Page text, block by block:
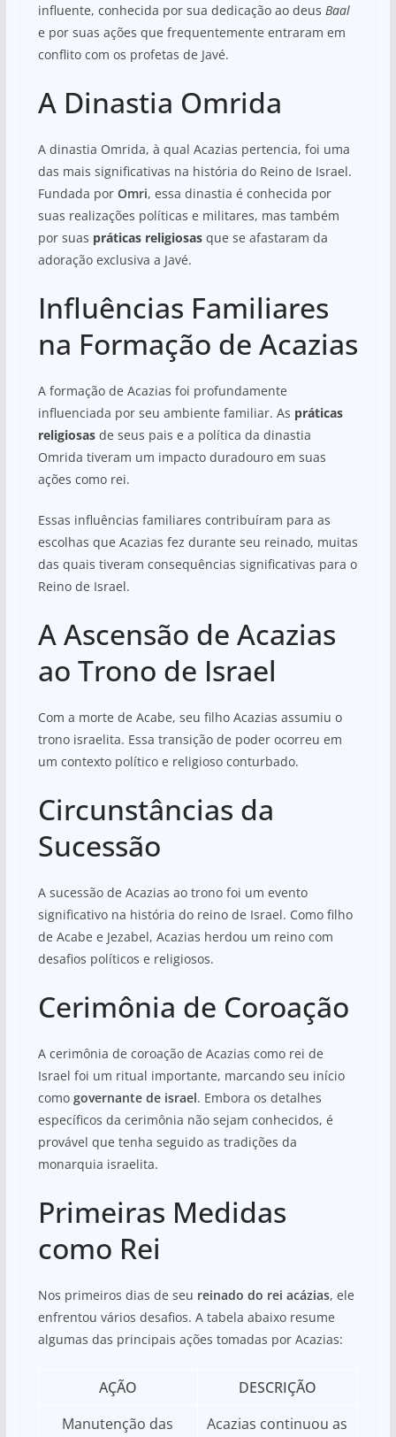
influente, conhecida por sua dedicação ao deus Baal
e por suas ações que frequentemente entraram em
conflito com os profetas de Javé.
A Dinastia Omrida
A dinastia Omrida, à qual Acazias pertencia, foi uma
das mais significativas na história do Reino de Israel.
Fundada por Omri, essa dinastia é conhecida por
suas realizações políticas e militares, mas também
por suas práticas religiosasque se afastaram da
adoração exclusiva a Javé.
Influências Familiares
na Formação de Acazias
A formação de Acazias foi profundamente
influenciada por seu ambiente familiar. As práticas
religiosasde seus pais e a política da dinastia
Omrida tiveram um impacto duradouro em suas
ações como rei.
Essas influências familiares contribuíram para as
escolhas que Acazias fez durante seu reinado, muitas
das quais tiveram consequências significativas para o
Reino de Israel.
A Ascensão de Acazias
ao Trono de Israel
Com a morte de Acabe, seu filho Acazias assumiu o
trono israelita. Essa transição de poder ocorreu em
um contexto político e religioso conturbado.
Circunstâncias da
Sucessão
A sucessão de Acazias ao trono foi um evento
significativo na história do reino de Israel. Como filho
de Acabe e Jezabel, Acazias herdou um reino com
desafios políticos e religiosos.
Cerimônia de Coroação
A cerimônia de coroação de Acazias como rei de
Israel foi um ritual importante, marcando seu início
como governante de israel. Embora os detalhes
específicos da cerimônia não sejam conhecidos, é
provável que tenha seguido as tradições da
monarquia israelita.
Primeiras Medidas
como Rei
Nos primeiros dias de seu reinado do rei acázias, ele
enfrentou vários desafios. A tabela abaixo resume
algumas das principais ações tomadas por Acazias:
AÇÃO
DESCRIÇÃO
Manutenção das
Acazias continuou as